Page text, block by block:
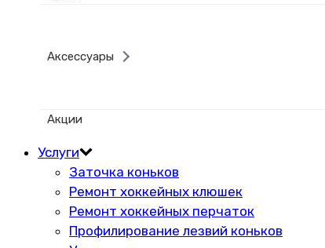
Аксессуары
Акции
Услуги
Заточка коньков
Ремонт хоккейных клюшек
Ремонт хоккейных перчаток
Профилирование лезвий коньков